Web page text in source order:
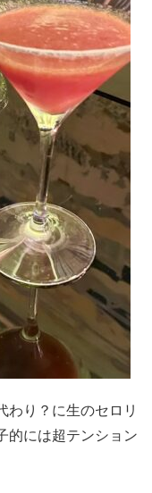
わり？に生のセロリ
的には超テンション